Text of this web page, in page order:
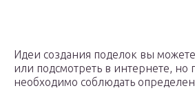
Идеи создания поделок вы
или подсмотреть в интернете, но
необходимо соблюдать